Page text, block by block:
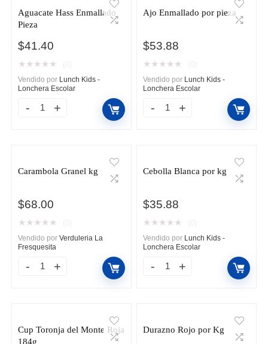
Aguacate Hass Enmallado
Pieza
$41.40
★ ★ ★ ★ ★
Vendido por Lunch Kids -
Lonchera Escolar
Aguacate
cantidad
Ajo Enmallado por pieza
$53.88
★ ★ ★ ★ ★
Vendido por Lunch Kids -
Lonchera Escolar
Ajo
cantidad
Carambola Granel kg
$68.00
★ ★ ★ ★ ★
Vendido por Verduleria La
Fresquesita
Carambola
Cebolla Blanca por kg
$35.88
★ ★ ★ ★ ★
Vendido por Lunch Kids -
Lonchera Escolar
Cebolla
cantidad
Cup Toronja del Monte Roja
184g
Durazno Rojo por Kg